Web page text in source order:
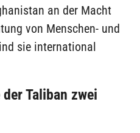
an der Macht
von Menschen- und
sie international
Taliban zwei